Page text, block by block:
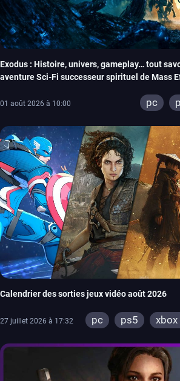
Exodus : Histoire, univers, gameplay… tout
aventure Sci-Fi successeur spirituel de Mass
01 août 2026 à 10:00 pc
Calendrier des sorties jeux vidéo août 2026
27 juillet 2026 à 17:32 pc ps5 xbox